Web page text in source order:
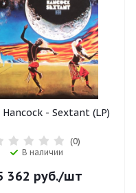
Hancock - Sextant (LP)
(0)
В наличии
362 руб./шт